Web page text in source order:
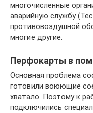
многочисленные
аварийную службу
противовоздушной
многие другие.
Перфокарты в
Основная проблема
готовили воюющие
хватало. Поэтому к
подключились